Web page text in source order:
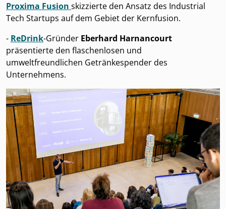
Proxima Fusion skizzierte den Ansatz des Industrial
Tech Startups auf dem Gebiet der Kernfusion.
- ReDrink-Gründer Eberhard Harnancourt
präsentierte den flaschenlosen und
umweltfreundlichen Getränkespender des
Unternehmens.